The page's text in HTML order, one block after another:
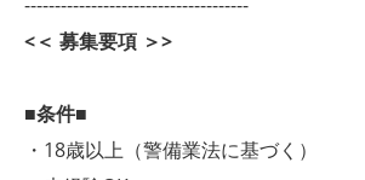
<＜ 募集要項 ＞>
■条件■
・18歳以上（警備業法に基づく）